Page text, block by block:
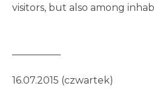
visitors, but also among
16.07.2015 (czwartek)